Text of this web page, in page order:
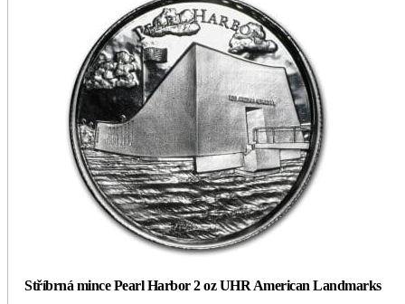
Stříbrná mince Pearl Harbor 2 oz UHR American Landmarks